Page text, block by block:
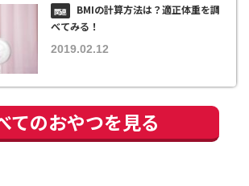
BMIの計算方法は？適正体重を調
べてみる！
2019.02.12
てのおやつを見る